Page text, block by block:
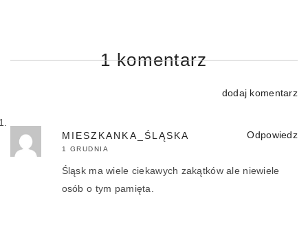
1 komentarz
dodaj komentarz
MIESZKANKA_ŚLĄSKA
1 GRUDNIA
Odpowiedz
Śląsk ma wiele ciekawych zakątków ale niewiele
osób o tym pamięta.